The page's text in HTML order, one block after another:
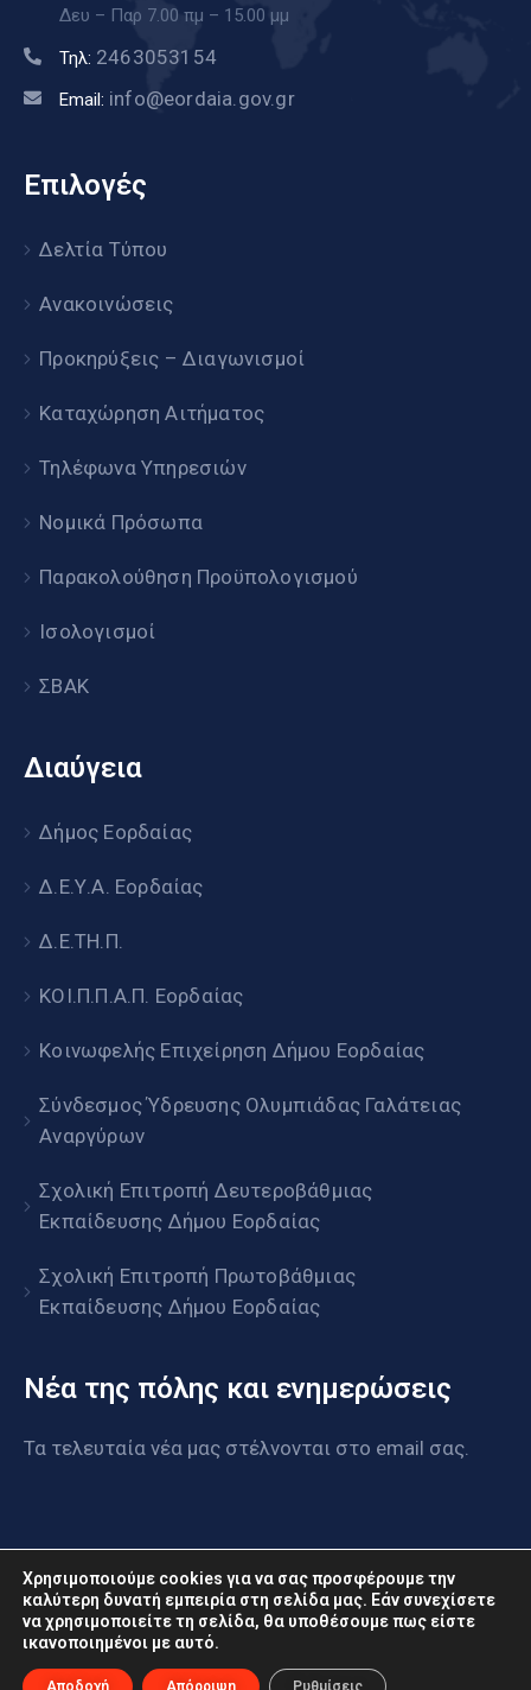
Δευ – Παρ 7.00 πμ – 15.00 μμ
Τηλ: 2463053154
Email: info@eordaia.gov.gr
Επιλογές
Δελτία Τύπου
Ανακοινώσεις
Προκηρύξεις – Διαγωνισμοί
Καταχώρηση Αιτήματος
Τηλέφωνα Υπηρεσιών
Νομικά Πρόσωπα
Παρακολούθηση Προϋπολογισμού
Ισολογισμοί
ΣΒΑΚ
Διαύγεια
Δήμος Εορδαίας
Δ.Ε.Υ.Α. Εορδαίας
Δ.Ε.ΤΗ.Π.
ΚΟΙ.Π.Π.Α.Π. Εορδαίας
Κοινωφελής Επιχείρηση Δήμου Εορδαίας
Σύνδεσμος Ύδρευσης Ολυμπιάδας Γαλάτειας
Αναργύρων
Σχολική Επιτροπή Δευτεροβάθμιας
Εκπαίδευσης Δήμου Εορδαίας
Σχολική Επιτροπή Πρωτοβάθμιας
Εκπαίδευσης Δήμου Εορδαίας
Νέα της πόλης και ενημερώσεις
Τα τελευταία νέα μας στέλνονται στο email σας.
www.eordaia.gov.gr © 2022. Με επιφύλαξη παντός
δικαιώματος
Χρησιμοποιούμε cookies για να σας προσφέρουμε την
καλύτερη δυνατή εμπειρία στη σελίδα μας. Εάν συνεχίσετε
να χρησιμοποιείτε τη σελίδα, θα υποθέσουμε πως είστε
ικανοποιημένοι με αυτό.
Αποδοχή Απόρριψη Ρυθμίσεις